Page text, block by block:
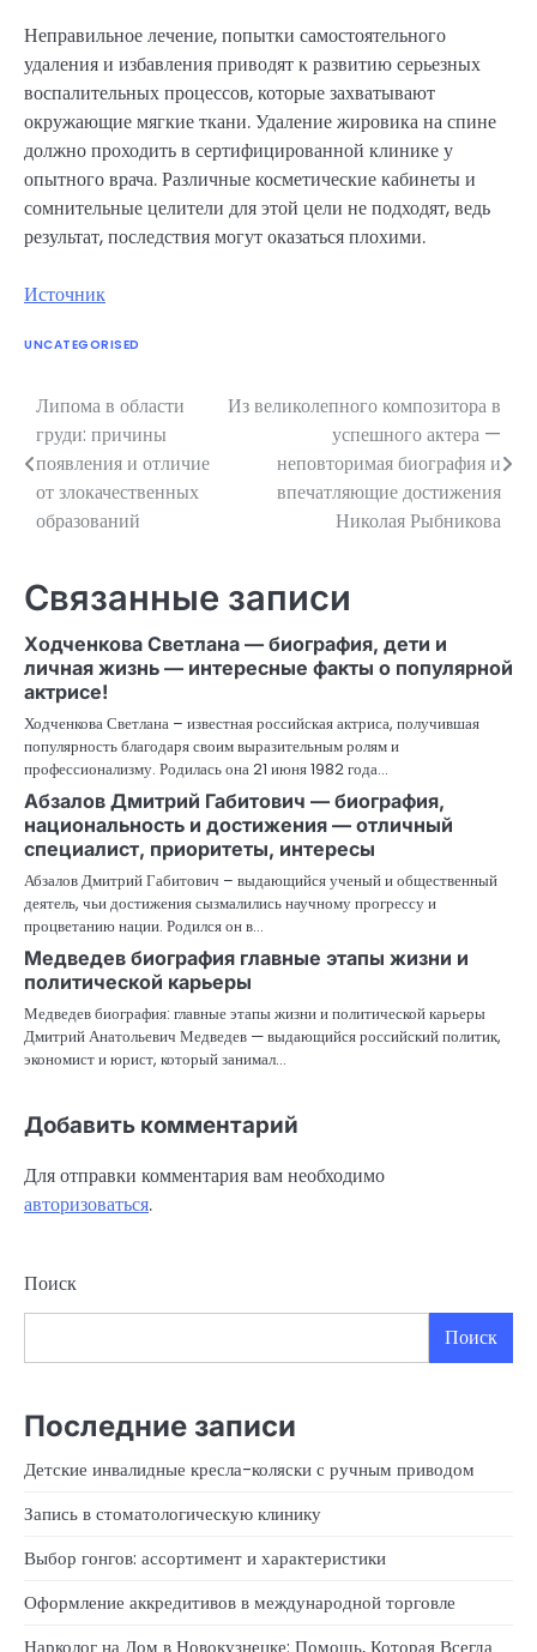
Неправильное лечение, попытки самостоятельного
удаления и избавления приводят к развитию серьезных
воспалительных процессов, которые захватывают
окружающие мягкие ткани. Удаление жировика на спине
должно проходить в сертифицированной клинике у
опытного врача. Различные косметические кабинеты и
сомнительные целители для этой цели не подходят, ведь
результат, последствия могут оказаться плохими.
Источник
UNCATEGORISED
Навигация
по
записям
Липома в области
груди: причины
появления и отличие
от злокачественных
образований
Из великолепного композитора в
успешного актера —
неповторимая биография и
впечатляющие достижения
Николая Рыбникова
Связанные записи
Ходченкова Светлана — биография, дети и
личная жизнь — интересные факты о популярной
актрисе!
Ходченкова Светлана – известная российская актриса, получившая
популярность благодаря своим выразительным ролям и
профессионализму. Родилась она 21 июня 1982 года…
Абзалов Дмитрий Габитович — биография,
национальность и достижения — отличный
специалист, приоритеты, интересы
Абзалов Дмитрий Габитович – выдающийся ученый и общественный
деятель, чьи достижения сызмалились научному прогрессу и
процветанию нации. Родился он в…
Медведев биография главные этапы жизни и
политической карьеры
Медведев биография: главные этапы жизни и политической карьеры
Дмитрий Анатольевич Медведев — выдающийся российский политик,
экономист и юрист, который занимал…
Добавить комментарий
Для отправки комментария вам необходимо
авторизоваться.
Поиск
Поиск
Последние записи
Детские инвалидные кресла-коляски с ручным приводом
Запись в стоматологическую клинику
Выбор гонгов: ассортимент и характеристики
Оформление аккредитивов в международной торговле
Нарколог на Дом в Новокузнецке: Помощь, Которая Всегда